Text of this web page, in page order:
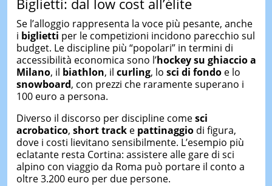
Se l’alloggio rappresenta la voce più pesante, anche
i biglietti per le competizioni incidono parecchio sul
budget. Le discipline più “popolari” in termini di
accessibilità economica sono l’hockey su ghiaccio a
Milano, il biathlon, il curling, lo sci di fondoe lo
snowboard, con prezzi che raramente superano i
100 euro a persona.
Diverso il discorso per discipline comesci
acrobatico, short tracke pattinaggiodi figura,
dove i costi lievitano sensibilmente. L’esempio più
eclatante resta Cortina: assistere alle gare di sci
alpino con viaggio da Roma può portare il conto a
oltre 3.200 euro per due persone.